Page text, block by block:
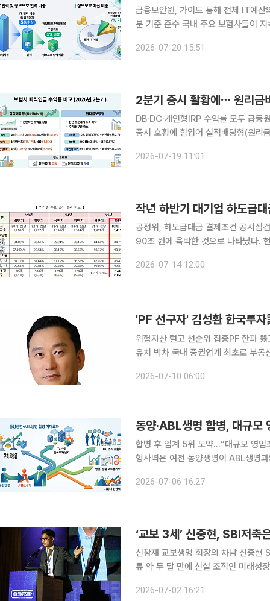
금융보안원, 가이드 통해 전체 IT예
분 기준 준수 국내 주요 보험사들이 지속가능경영보고서를 통해 정보보호 투자 현황을 공개하고 있
로 나타났다. 다만 구체적인 예산 금
2026-07-20 15:51
2분기 증시 활황에⋯ 원리금
DB·DC·개인형IRP 수익률 모두 급등원리금보장
증시 호황에 힘입어 실적배당형(원리
합연금포털에 따르면 올해 2분기 퇴
2026-07-19 11:01
작년 하반기 대기업 하도급
공정위, 하도급대금 결제조건 공시점검 결과 지난해 하반기 대기업 집단의 하도급
90조 원에 육박한 것으로 나타났다.
회는 14일 이런 내용이 담긴 '2025년
2026-07-14 12:00
'PF 선구자' 김성환 한국투
위험자산 털고 선순위 집중PF 한파
유치 박차 국내 증권업계 최초로 부동산 프로젝트파이낸싱(PF) 기반 자산유동화증권(ABS)을 도입
로 실적 방어에 성공한 데 이어, 글로
2026-07-10 06:00
동양·ABL생명 합병, 대규모
합병 후 업계 5위 도약…“대규모 영업
형사벽은 여전 동양생명이 ABL생명과의 합병을 검토하며 업계 5위권 대형사로의 지각변동을 예고
에 나설 방침이다. 다만 기존 최상위
2026-07-06 16:27
‘교보 3세’ 신중현, SBI저
신창재 교보생명 회장의 차남 신중현
류 약 두 달 만에 신설 조직인 미래성
혔다. 신 상무가 총괄하는 미래성
2026-07-02 16:21